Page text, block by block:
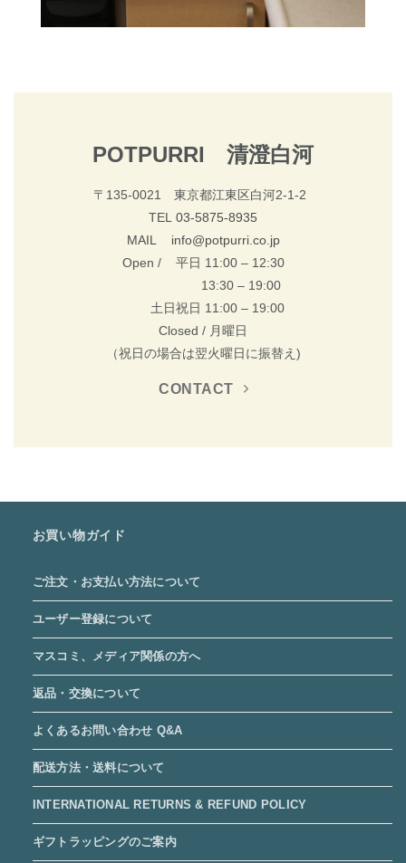
POTPURRI 清澄白河
〒135-0021 東京都江東区白河2-1-2
TEL 03-5875-8935
MAIL info@potpurri.co.jp
Open / 平日 11:00 – 12:30
13:30 – 19:00
土日祝日 11:00 – 19:00
Closed / 月曜日
（祝日の場合は翌火曜日に振替え)
CONTACT
お買い物ガイド
ご注文・お支払い方法について
ユーザー登録について
マスコミ、メディア関係の方へ
返品・交換について
よくあるお問い合わせ Q&A
配送方法・送料について
INTERNATIONAL RETURNS & REFUND POLICY
ギフトラッピングのご案内